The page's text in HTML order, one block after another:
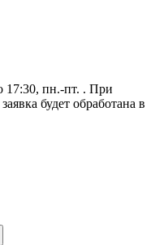
17:30, пн.-пт. . При
будет обработана в